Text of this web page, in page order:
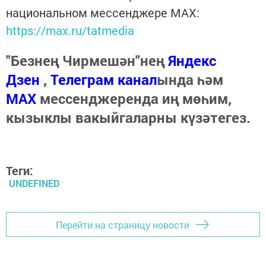
национальном мессенджере MАХ:
https://max.ru/tatmedia
"Безнең Чирмешән"неңЯндекс
Дзен , Телеграм каналында һәм
МАХ мессенджеренда иң мөһим,
кызыклы вакыйгаларны күзәтегез.
Теги:
UNDEFINED
Перейти на страницу новости